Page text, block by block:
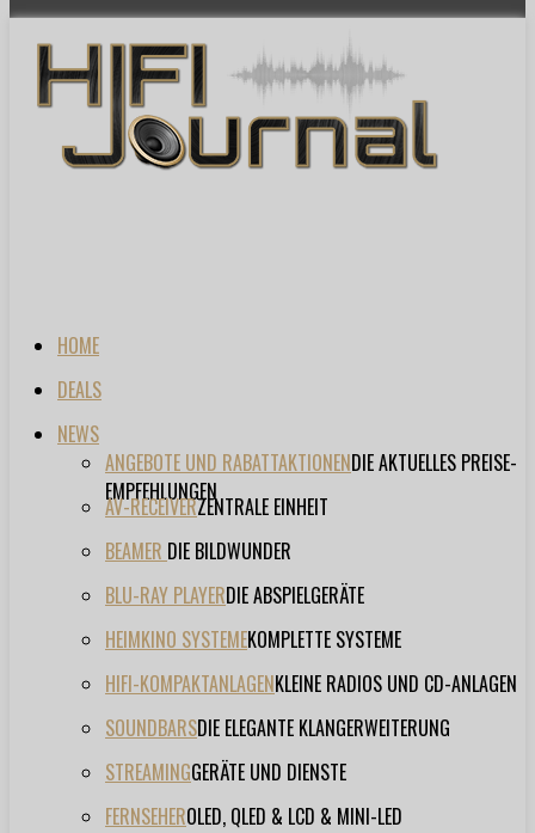
HOME
DEALS
NEWS
ANGEBOTE UND RABATTAKTIONENDIE AKTUELLES PREISE-
EMPFEHLUNGEN
AV-RECEIVERZENTRALE EINHEIT
BEAMER DIE BILDWUNDER
BLU-RAY PLAYERDIE ABSPIELGERÄTE
HEIMKINO SYSTEMEKOMPLETTE SYSTEME
HIFI-KOMPAKTANLAGENKLEINE RADIOS UND CD-ANLAGEN
SOUNDBARSDIE ELEGANTE KLANGERWEITERUNG
STREAMINGGERÄTE UND DIENSTE
FERNSEHEROLED, QLED & LCD & MINI-LED